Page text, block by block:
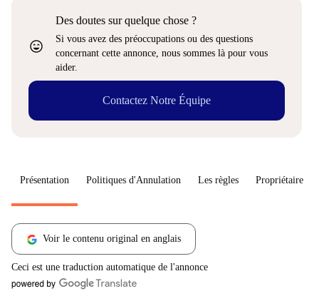
sentiment_very_satisfied
Des doutes sur quelque chose ?
Si vous avez des préoccupations ou des questions
concernant cette annonce, nous sommes là pour vous
aider.
Contactez Notre Équipe
Présentation Politiques d'Annulation Les règles Propriétaire
Voir le contenu original en anglais
Ceci est une traduction automatique de l'annonce